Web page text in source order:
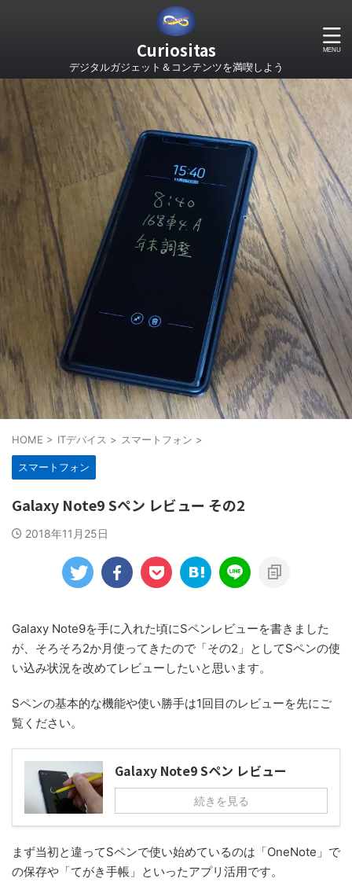
Curiositas
デジタルガジェット＆コンテンツを満喫しよう
HOME > ITデバイス > スマートフォン >
スマートフォン
Galaxy Note9 Sペン レビュー その2
2018年11月25日
Galaxy Note9を手に入れた頃にSペンレビューを書きました
が、そろそろ2か月使ってきたので「その2」としてSペンの使
い込み状況を改めてレビューしたいと思います。
Sペンの基本的な機能や使い勝手は1回目のレビューを先にご
覧ください。
Galaxy Note9 Sペン レビュー
続きを見る
まず当初と違ってSペンで使い始めているのは「OneNote」で
の保存や「てがき手帳」といったアプリ活用です。